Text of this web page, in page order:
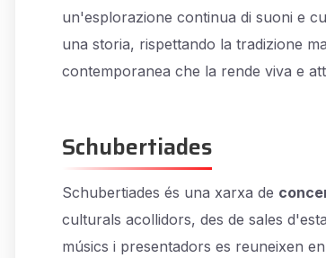
un'esplorazione continua di suoni e
una storia, rispettando la tradizione
contemporanea che la rende viva e
Schubertiades
Schubertiades és una xarxa de
culturals acollidors, des de sales
músics i presentadors es reuneixen